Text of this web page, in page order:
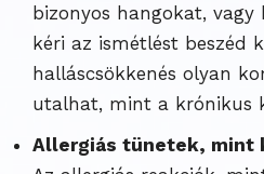
bizonyos hangokat,
kéri az ismétlést beszéd
halláscsökkenés olyan
utalhat, mint a krónikus
Allergiás tünetek, mint